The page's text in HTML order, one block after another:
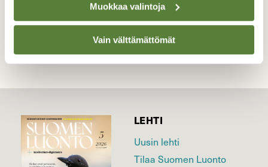
Muokkaa valintoja
Vain välttämättömät
TAKAISIN LISTAAN
LEHTI
Uusin lehti
Tilaa Suomen Luonto